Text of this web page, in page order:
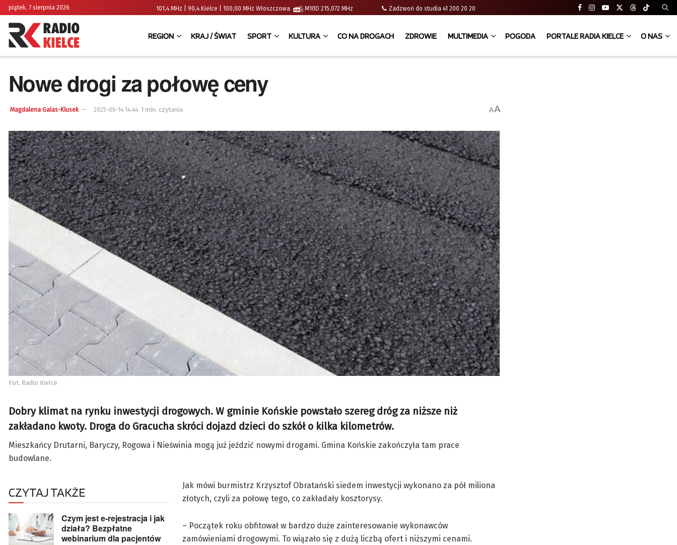
piątek, 7 sierpnia 2026 101,4 MHz | 90,4 Kielce | 100,00 MHz Włoszczowa M10D 215,072 MHz Zadzwoń do studia 41 200 20 20
REGION KRAJ / ŚWIAT SPORT KULTURA CO NA DROGACH ZDROWIE MULTIMEDIA POGODA PORTALE RADIA KIELCE O NAS
Nowe drogi za połowę ceny
Magdalena Galas-Klusek 2025-06-14 14:44 1 min. czytania AA
Fot. Radio Kielce
Dobry klimat na rynku inwestycji drogowych. W gminie Końskie powstało szereg dróg za niższe niż
zakładano kwoty. Droga do Gracucha skróci dojazd dzieci do szkół o kilka kilometrów.
Mieszkańcy Drutarni, Baryczy, Rogowa i Nieświnia mogą już jeździć nowymi drogami. Gmina Końskie zakończyła tam prace
budowlane.
CZYTAJ TAKŻE
Czym jest e-rejestracja i jak
działa? Bezpłatne
webinarium dla pacjentów
Jak mówi burmistrz Krzysztof Obratański siedem inwestycji wykonano za pół miliona
złotych, czyli za połowę tego, co zakładały kosztorysy.
– Początek roku obfitował w bardzo duże zainteresowanie wykonawców
zamówieniami drogowymi. To wiązało się z dużą liczbą ofert i niższymi cenami.